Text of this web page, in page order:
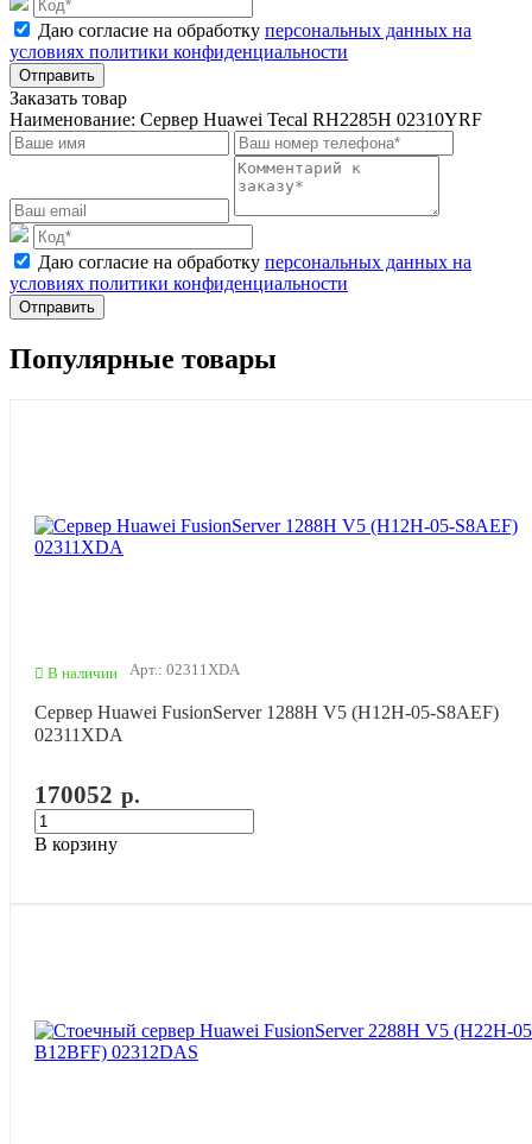
Даю согласие на обработку персональных данных на
условиях политики конфиденциальности
Отправить
Заказать товар
Наименование: Сервер Huawei Tecal RH2285H 02310YRF
Даю согласие на обработку персональных данных на
условиях политики конфиденциальности
Отправить
Популярные товары
В наличии Арт.: 02311XDA
Сервер Huawei FusionServer 1288H V5 (H12H-05-S8AEF)
02311XDA
170052 р.
В корзину